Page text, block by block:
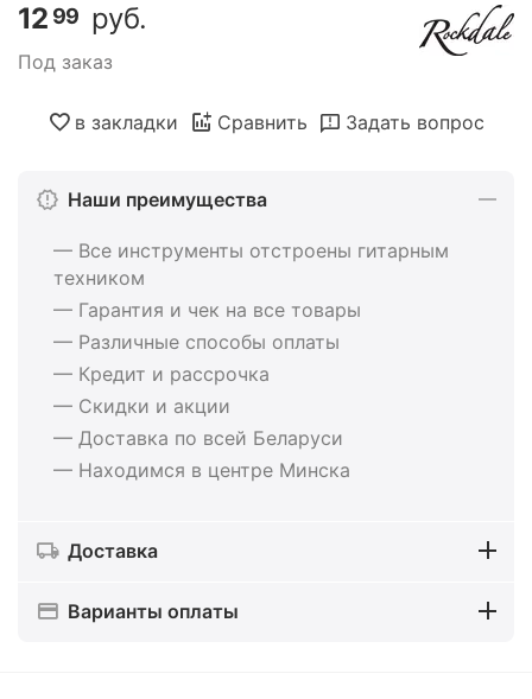
12 99 руб.
Под заказ
в закладки Сравнить Задать вопрос
Наши преимущества
— Все инструменты отстроены гитарным
техником
— Гарантия и чек на все товары
— Различные способы оплаты
— Кредит и рассрочка
— Скидки и акции
— Доставка по всей Беларуси
— Находимся в центре Минска
Доставка
Варианты оплаты